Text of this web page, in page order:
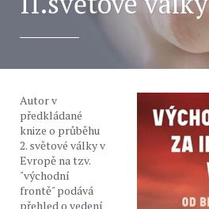
Autor v
předkládané
knize o průběhu
2. světové války v
Evropě na tzv.
"východní
frontě" podává
přehled o vedení